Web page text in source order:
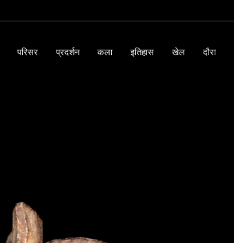
परिसर प्रदर्शन कला इतिहास खेल दौरा